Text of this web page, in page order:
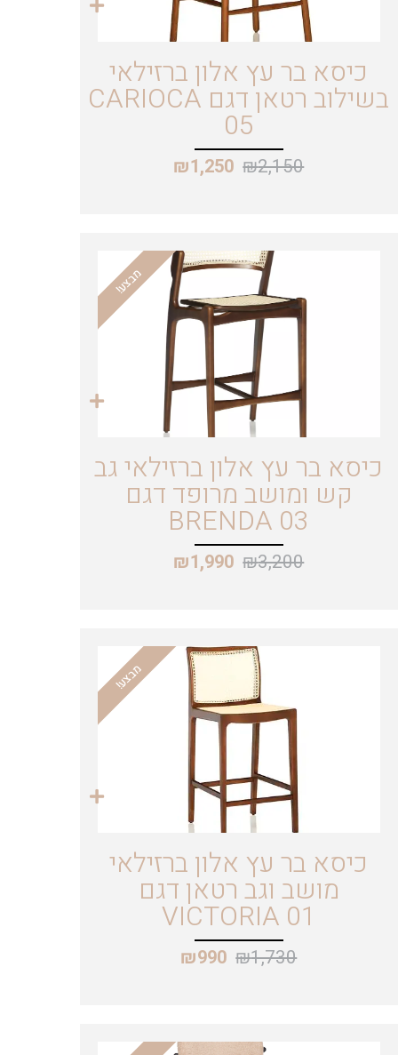
כיסא בר עץ אלון ברזילאי
בשילוב רטאן דגם CARIOCA
05
₪2,150
₪1,250
מבצע!
כיסא בר עץ אלון ברזילאי גב
קש ומושב מרופד דגם
BRENDA 03
₪3,200
₪1,990
מבצע!
כיסא בר עץ אלון ברזילאי
מושב וגב רטאן דגם
VICTORIA 01
₪1,730
₪990